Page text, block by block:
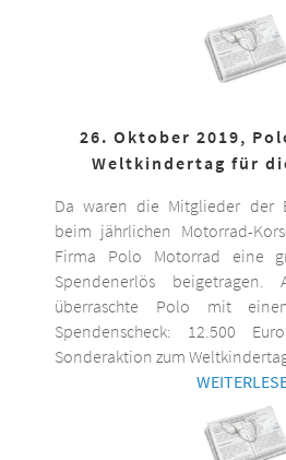
26. Oktober 2019,
Weltkindertag für
Da waren die Mitglieder der
beim jährlichen Motorrad-
Firma Polo Motorrad eine
Spendenerlös beigetragen.
überraschte Polo mit
Spendenscheck: 12.500
Sonderaktion zum